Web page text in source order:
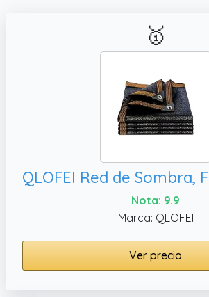
🥇
Nota: 9.9
Marca: QLOFEI
Ver precio